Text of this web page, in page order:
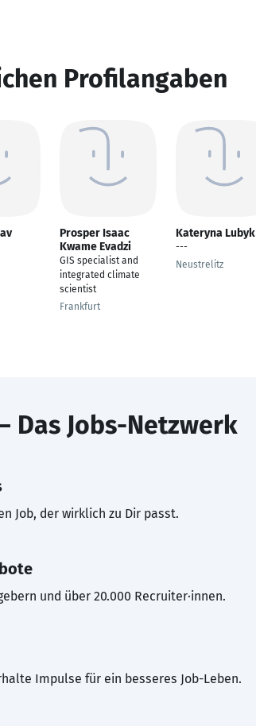
Profilangaben
Prosper Isaac
Kwame Evadzi
GIS specialist and
integrated climate
scientist
Frankfurt
Kateryna Lubyk
---
Neustrelitz
Das Jobs-Netzwerk
Job, der wirklich zu Dir passt.
und über 20.000 Recruiter·innen.
Impulse für ein besseres Job-Leben.